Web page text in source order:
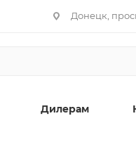
Донецк,
Дилерам